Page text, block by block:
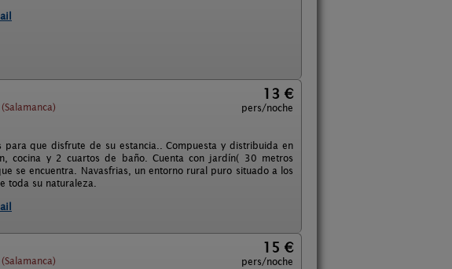
13 €
pers/noche
que disfrute de su estancia.. Compuesta y distribuida en
cocina y 2 cuartos de baño. Cuenta con jardín( 30 metros
se encuentra. Navasfrias, un entorno rural puro situado a los
toda su naturaleza.
15 €
pers/noche